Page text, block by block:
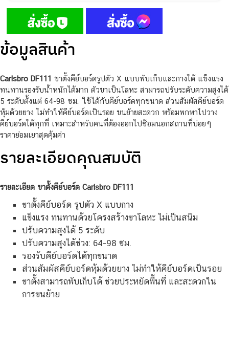
ข้อมูลสินค้า
Carlsbro DF111 ขาตั้งคีย์บอร์ดรูปตัว X แบบพับเก็บและกางได้ แข็งแรง
ทนทานรองรับน้ำหนักได้มาก ตัวขาเป็นโลหะ สามารถปรับระดับความสูงได้
5 ระดับตั้งแต่ 64-98 ซม. ใช้ได้กับคีย์บอร์ดทุกขนาด ส่วนสัมผัสคีย์บอร์ด
หุ้มด้วยยาง ไม่ทำให้คีย์บอร์ดเป็นรอย ขนย้ายสะดวก พร้อมพกพาไปวาง
คีย์บอร์ดได้ทุกที่ เหมาะสำหรับคนที่ต้องออกไปซ้อมนอกสถานที่บ่อยๆ
ราคาย่อมเยาสุดคุ้มค่า
รายละเอียดคุณสมบัติ
รายละเอียด ขาตั้งคีย์บอร์ด Carlsbro DF111
ขาตั้งคีย์บอร์ด รูปตัว X แบบกาง
แข็งแรง ทนทานด้วยโครงสร้างขาโลหะ ไม่เป็นสนิม
ปรับความสูงได้ 5 ระดับ
ปรับความสูงได้ช่วง: 64-98 ซม.
รองรับคีย์บอร์ดได้ทุกขนาด
ส่วนสัมผัสคีย์บอร์ดหุ้มด้วยยาง ไม่ทำให้คีย์บอร์ดเป็นรอย
ขาตั้งสามารถพับเก็บได้ ช่วยประหยัดพื้นที่ และสะดวกใน
การขนย้าย